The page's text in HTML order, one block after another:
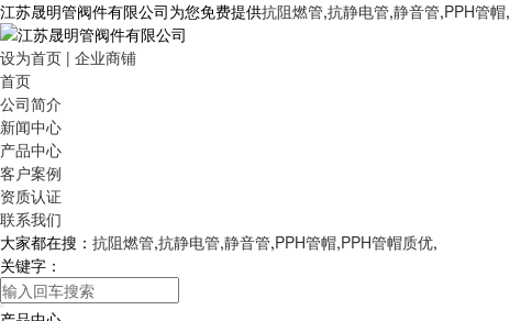
江苏晟明管阀件有限公司为您免费提供抗阻燃管,抗静电管,静音管,PPH管帽,
设为首页 | 企业商铺
首页
公司简介
新闻中心
产品中心
客户案例
资质认证
联系我们
大家都在搜： 抗阻燃管,抗静电管,静音管,PPH管帽,PPH管帽质优,
关键字：